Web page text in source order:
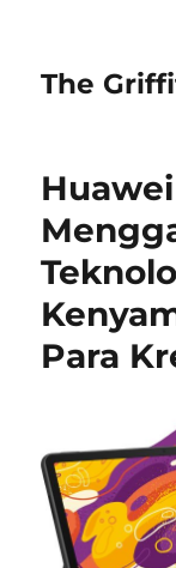
The
Huawei
Para